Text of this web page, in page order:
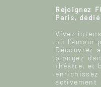
Rejoignez
Paris,
Vivez
où l'amour
Découvrez
plongez
théâtre, et